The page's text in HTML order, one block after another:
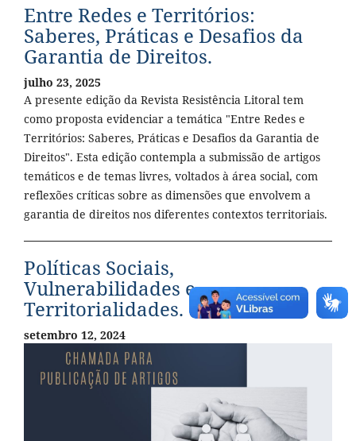
Entre Redes e Territórios:
Saberes, Práticas e Desafios da
Garantia de Direitos.
julho 23, 2025
A presente edição da Revista Resistência Litoral tem
como proposta evidenciar a temática "Entre Redes e
Territórios: Saberes, Práticas e Desafios da Garantia de
Direitos". Esta edição contempla a submissão de artigos
temáticos e de temas livres, voltados à área social, com
reflexões críticas sobre as dimensões que envolvem a
garantia de direitos nos diferentes contextos territoriais.
Políticas Sociais,
Vulnerabilidades e
Territorialidades.
setembro 12, 2024